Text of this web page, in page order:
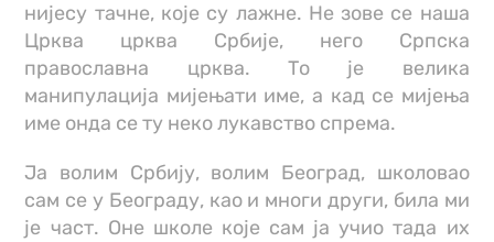
нијесу тачне, које су лажне. Не зове се наша
Црква црква Србије, него Српска
православна црква. То је велика
манипулација мијењати име, а кад се мијења
име онда се ту неко лукавство спрема.
Ја волим Србију, волим Београд, школовао
сам се у Београду, као и многи други, била ми
је част. Оне школе које сам ја учио тада их